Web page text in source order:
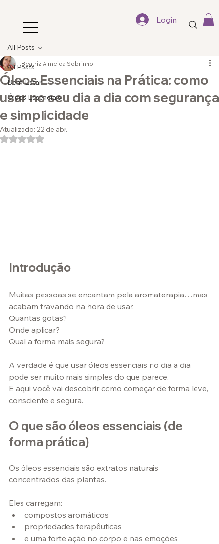
Login
All Posts
Bem-Estar
Óleos Essenciais
All Posts
Óleos Essenciais na Prática: como
usar no seu dia a dia com segurança
e simplicidade
Beatriz Almeida Sobrinho
Atualizado: 22 de abr.
Avaliado com NaN de 5 estrelas.
Introdução
Muitas pessoas se encantam pela aromaterapia…mas
acabam travando na hora de usar.
Quantas gotas?
Onde aplicar?
Qual a forma mais segura?
A verdade é que usar óleos essenciais no dia a dia
pode ser muito mais simples do que parece.
E aqui você vai descobrir como começar de forma leve,
consciente e segura.
O que são óleos essenciais (de
forma prática)
Os óleos essenciais são extratos naturais
concentrados das plantas.
Eles carregam:
compostos aromáticos
propriedades terapêuticas
e uma forte ação no corpo e nas emoções